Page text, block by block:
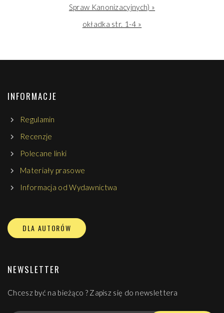
Spraw Kanonizacyjnych) »
okładka str. 1-4 »
INFORMACJE
Regulamin
Recenzje
Polecane linki
Materiały prasowe
Informacja od Wydawnictwa
DLA AUTORÓW
NEWSLETTER
Chcesz być na bieżąco ? Zapisz się do newslettera